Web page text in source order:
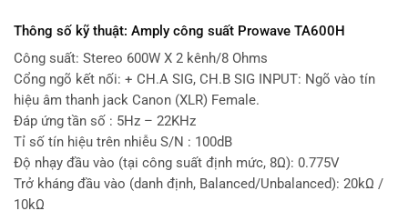
Thông số kỹ thuật: Amply công suất Prowave TA600H
Công suất: Stereo 600W X 2 kênh/8 Ohms
Cổng ngõ kết nối: + CH.A SIG, CH.B SIG INPUT: Ngõ vào tín
hiệu âm thanh jack Canon (XLR) Female.
Đáp ứng tần số : 5Hz – 22KHz
Tỉ số tín hiệu trên nhiễu S/N : 100dB
Độ nhạy đầu vào (tại công suất định mức, 8Ω): 0.775V
Trở kháng đầu vào (danh định, Balanced/Unbalanced): 20kΩ /
10kΩ